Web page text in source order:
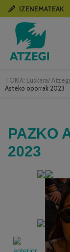
TOKIA: Euskara/
Asteko oporrak 2023
IZENEMATEAK
PAZKO
2023